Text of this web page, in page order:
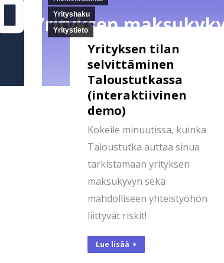
Yrityshaku
Yritystieto
Yrityksen tilan
selvittäminen
Taloustutkassa
(interaktiivinen
demo)
Kokeile minuutissa, kuinka
Taloustutka auttaa sinua
tarkistamaan yrityksen
maksukyvyn sekä
mahdolliseen yhteistyöhön
liittyvät riskit!
Lue lisää